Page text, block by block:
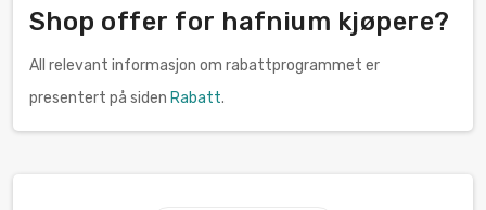
Shop offer for hafnium kjøpere?
All relevant informasjon om rabattprogrammet er
presentert på siden Rabatt.